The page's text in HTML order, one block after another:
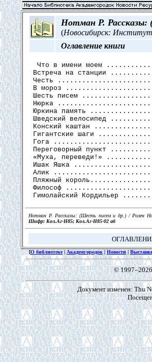
Нотман Р.
(Новосибирск:
Оглавление книги
Что в имени моем
Встреча на станции
Честь
В мороз
Шесть писем
Нюрка
Юркина память
Шведский велосипед
Конский каштан
Гигантские шаги
Гога
Переговорный пункт
«Муха, переведи!»
Ишак Яшка
Алик
Пляжный
Философ
Нотман Р. Рассказы: (Шесть писем и др.) / Ролен
Шифр: Кол.Аг-Н85; Кол.Аг-Н85-02 аб
[О библиотеке|Академгородок |Новости|
©
Документ изменен: Thu